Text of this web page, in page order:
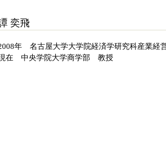
奕飛
年 名古屋大学大学院経済学研究科産業経
在 中央学院大学商学部 教授